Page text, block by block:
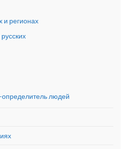
и регионах
определитель людей